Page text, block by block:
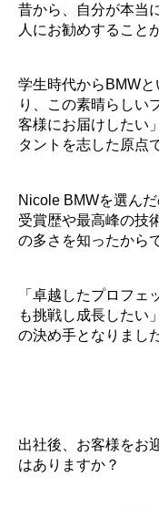
昔から、自分が本当
人にお勧めすること
学生時代からBMW
り、この素晴らしい
客様にお届けしたい
タントを志した原点
Nicole BMWを選ん
受賞歴や最高峰の技
の多さを知ったから
「卓越したプロフェ
も挑戦し成長したい
の決め手となりまし
出社後、お客様をお
はありますか？